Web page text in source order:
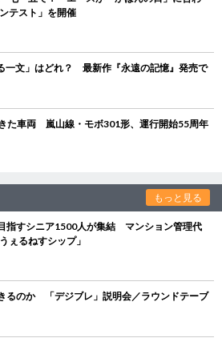
テスト」を開催
一文」はどれ？ 最新作『永遠の記憶』発売で
た車両 嵐山線・モボ301形、運行開始55周年
もっと見る
指すシニア1500人が集結 マンション管理代
ぇるねすシップ」
るのか 「デジブレ」説明会／ラウンドテーブ